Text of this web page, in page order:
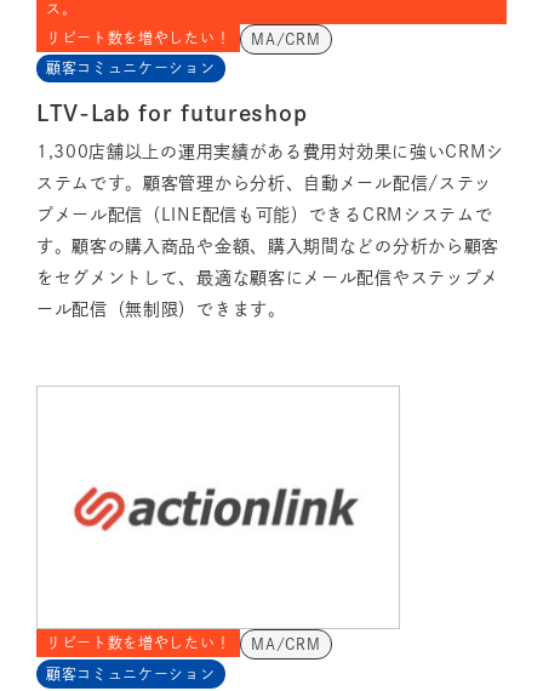
ス。
リピート数を増やしたい！
MA/CRM
顧客コミュニケーション
LTV-Lab for futureshop
1,300店舗以上の運用実績がある費用対効果に強いCRMシ
ステムです。顧客管理から分析、自動メール配信/ステッ
プメール配信（LINE配信も可能）できるCRMシステムで
す。顧客の購入商品や金額、購入期間などの分析から顧客
をセグメントして、最適な顧客にメール配信やステップメ
ール配信（無制限）できます。
リピート数を増やしたい！ MA/CRM
顧客コミュニケーション